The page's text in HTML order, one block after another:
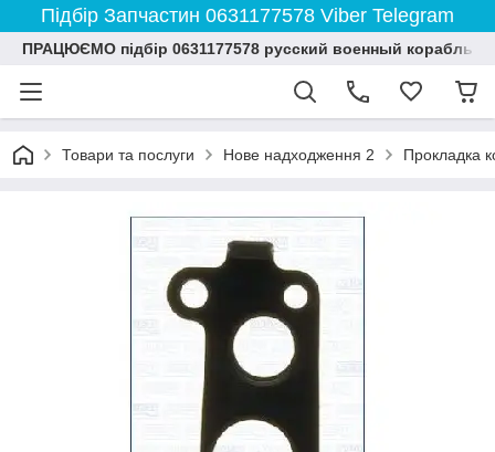
Підбір Запчастин 0631177578 Viber Telegram
ПРАЦЮЄМО підбір 0631177578 русский военный корабль
Товари та послуги Нове надходження 2 Прокладка